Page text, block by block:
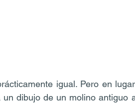
igual. Pero en
un dibujo de un molino antiguo